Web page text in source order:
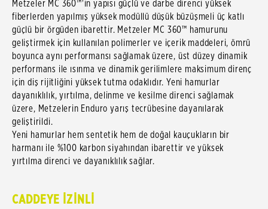
Metzeler MC 360™'in yapısı güçlü ve darbe direnci yüksek
fiberlerden yapılmış yüksek modüllü düşük büzüşmeli üç katlı
güçlü bir örgüden ibarettir. Metzeler MC 360™ hamurunu
geliştirmek için kullanılan polimerler ve içerik maddeleri, ömrü
boyunca aynı performansı sağlamak üzere, üst düzey dinamik
performans ile ısınma ve dinamik gerilimlere maksimum direnç
için diş rijitliğini yüksek tutma odaklıdır. Yeni hamurlar
dayanıklılık, yırtılma, delinme ve kesilme direnci sağlamak
üzere, Metzelerin Enduro yarış tecrübesine dayanılarak
geliştirildi.
Yeni hamurlar hem sentetik hem de doğal kauçukların bir
harmanı ile %100 karbon siyahından ibarettir ve yüksek
yırtılma direnci ve dayanıklılık sağlar.
CADDEYE İZİNLİ